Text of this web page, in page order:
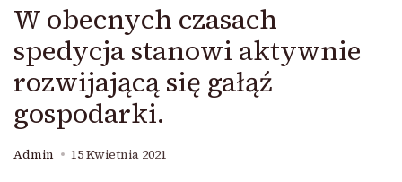
W obecnych czasach
spedycja stanowi aktywnie
rozwijającą się gałąź
gospodarki.
Admin 15 Kwietnia 2021